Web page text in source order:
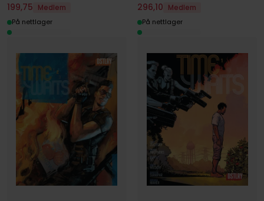
199,75
Medlem
På nettlager
296,10
Medlem
På nettlager